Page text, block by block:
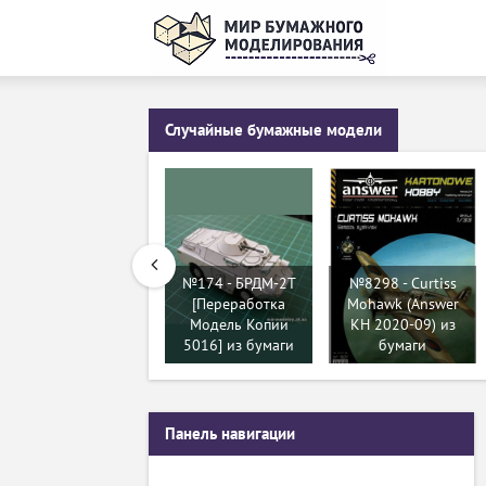
Случайные бумажные модели
№174 - БРДМ-2Т
[Переработка
Модель Копии
5016] из бумаги
№8298 - Curtiss
Mohawk (Answer
KH 2020-09) из
бумаги
Панель навигации